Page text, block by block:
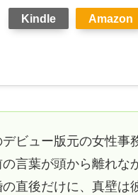
Kindle Amazon
ビュー版元の女性
言葉が頭から離れな
直後だけに、真壁